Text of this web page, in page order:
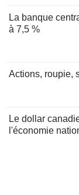
La banque
à 7,5 %
Actions, roupie,
Le dollar
l'économie